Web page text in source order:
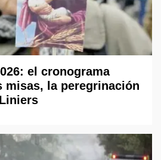
el cronograma
misas, la peregrinación